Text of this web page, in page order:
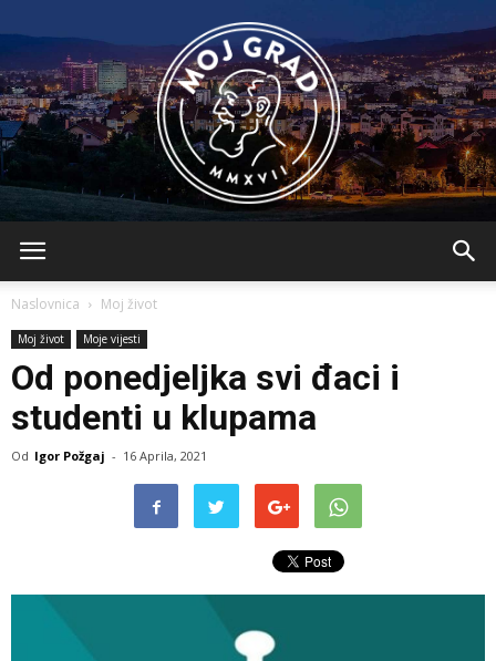
Naslovnica Moj život
Moj život Moje vijesti
Od ponedjeljka svi đaci i
studenti u klupama
Od Igor Požgaj - 16 Aprila, 2021